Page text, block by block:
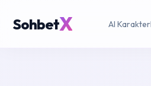
SohbetX AI